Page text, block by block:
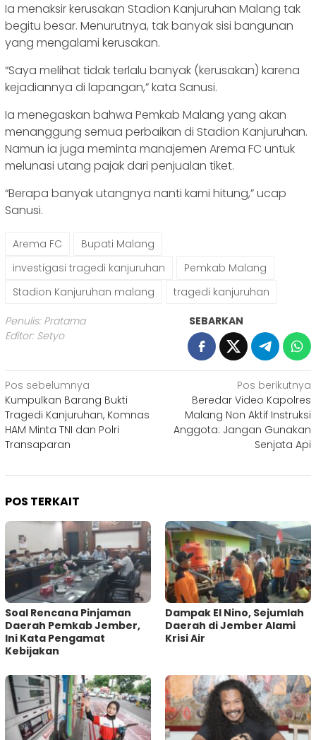
Ia menaksir kerusakan Stadion Kanjuruhan Malang tak
begitu besar. Menurutnya, tak banyak sisi bangunan
yang mengalami kerusakan.
“Saya melihat tidak terlalu banyak (kerusakan) karena
kejadiannya di lapangan,” kata Sanusi.
Ia menegaskan bahwa Pemkab Malang yang akan
menanggung semua perbaikan di Stadion Kanjuruhan.
Namun ia juga meminta manajemen Arema FC untuk
melunasi utang pajak dari penjualan tiket.
“Berapa banyak utangnya nanti kami hitung,” ucap
Sanusi.
Arema FC
Bupati Malang
investigasi tragedi kanjuruhan
Pemkab Malang
Stadion Kanjuruhan malang
tragedi kanjuruhan
Penulis: Pratama
Editor: Setyo
SEBARKAN
Navigasi
pos
Pos sebelumnya
Kumpulkan Barang Bukti
Tragedi Kanjuruhan, Komnas
HAM Minta TNI dan Polri
Transaparan
Pos berikutnya
Beredar Video Kapolres
Malang Non Aktif Instruksi
Anggota: Jangan Gunakan
Senjata Api
POS TERKAIT
‎Soal Rencana Pinjaman
Daerah Pemkab Jember,
Ini Kata Pengamat
Kebijakan ‎
Dampak El Nino, Sejumlah
Daerah di Jember Alami
Krisi Air